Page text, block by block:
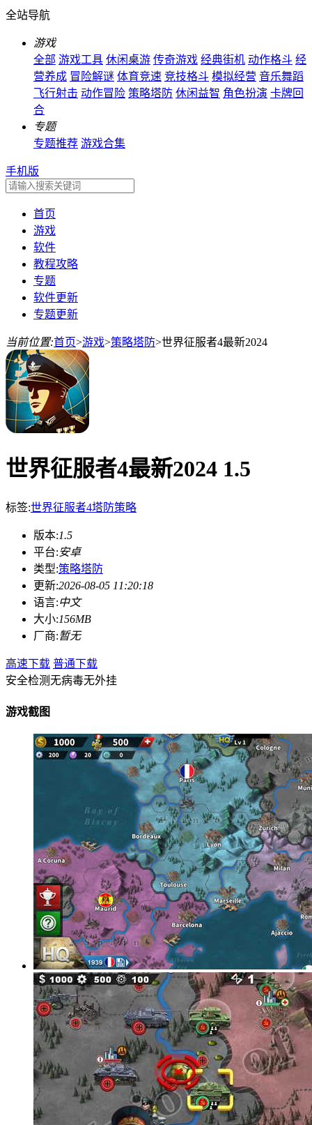
全站导航
游戏
全部 游戏工具 休闲桌游 传奇游戏 经典街机 动作格斗 经
营养成 冒险解谜 体育竞速 竞技格斗 模拟经营 音乐舞蹈
飞行射击 动作冒险 策略塔防 休闲益智 角色扮演 卡牌回
合
专题
专题推荐 游戏合集
手机版
首页
游戏
软件
教程攻略
专题
软件更新
专题更新
当前位置:首页>游戏>策略塔防>世界征服者4最新2024
世界征服者4最新2024 1.5
标签:世界征服者4塔防策略
版本:1.5
平台:安卓
类型:策略塔防
更新:2026-08-05 11:20:18
语言:中文
大小:156MB
厂商:暂无
高速下载 普通下载
安全检测无病毒无外挂
游戏截图